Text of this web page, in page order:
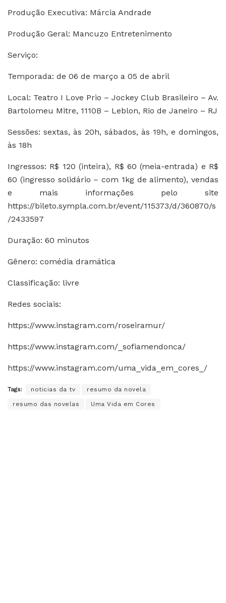
Produção Executiva: Márcia Andrade
Produção Geral: Mancuzo Entretenimento
Serviço:
Temporada: de 06 de março a 05 de abril
Local: Teatro I Love Prio – Jockey Club Brasileiro – Av.
Bartolomeu Mitre, 1110B – Leblon, Rio de Janeiro – RJ
Sessões: sextas, às 20h, sábados, às 19h, e domingos,
às 18h
Ingressos: R$ 120 (inteira), R$ 60 (meia-entrada) e R$
60 (ingresso solidário – com 1kg de alimento), vendas
e mais informações pelo site
https://bileto.sympla.com.br/event/115373/d/360870/s
/2433597
Duração: 60 minutos
Gênero: comédia dramática
Classificação: livre
Redes sociais:
https://www.instagram.com/roseiramur/
https://www.instagram.com/_sofiamendonca/
https://www.instagram.com/uma_vida_em_cores_/
Tags: noticias da tv resumo da novela
resumo das novelas Uma Vida em Cores